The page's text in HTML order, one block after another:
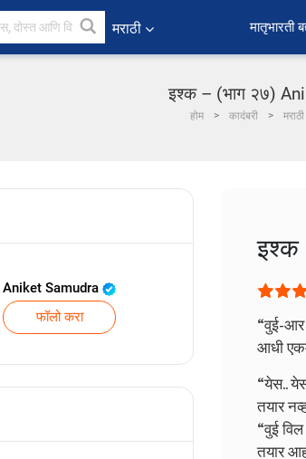
मराठी ﻿मातृभारती
इश्क – (भाग २७)
होम कादंबरी
Aniket Samudra
फॉलो करा
इश्क
“वुई-आर
आधी
“येस..
तयार
“वुई
तयार